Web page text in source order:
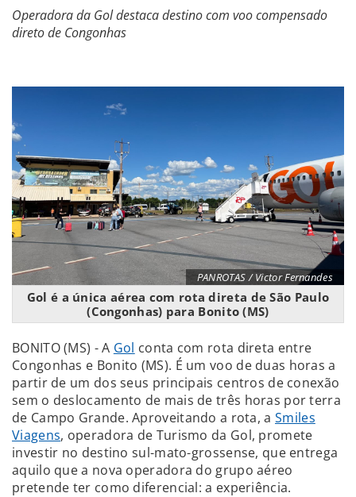
Operadora da Gol destaca destino com voo compensado
direto de Congonhas
PANROTAS / Victor Fernandes
Gol é a única aérea com rota direta de São Paulo
(Congonhas) para Bonito (MS)
BONITO (MS) - A Gol conta com rota direta entre
Congonhas e Bonito (MS). É um voo de duas horas a
partir de um dos seus principais centros de conexão
sem o deslocamento de mais de três horas por terra
de Campo Grande. Aproveitando a rota, a Smiles
Viagens, operadora de Turismo da Gol, promete
investir no destino sul-mato-grossense, que entrega
aquilo que a nova operadora do grupo aéreo
pretende ter como diferencial: a experiência.